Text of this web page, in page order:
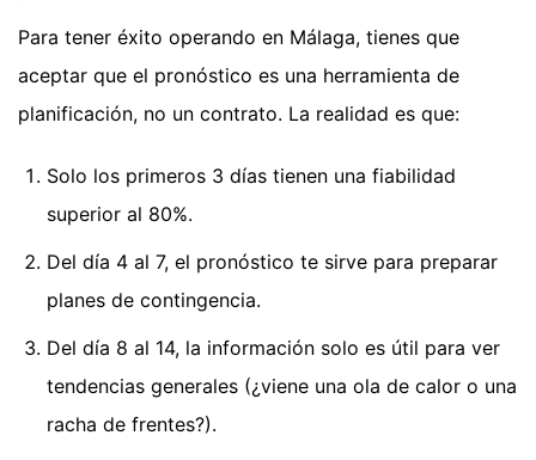
Para tener éxito operando en Málaga, tienes que
aceptar que el pronóstico es una herramienta de
planificación, no un contrato. La realidad es que:
Solo los primeros 3 días tienen una fiabilidad
superior al 80%.
Del día 4 al 7, el pronóstico te sirve para preparar
planes de contingencia.
Del día 8 al 14, la información solo es útil para ver
tendencias generales (¿viene una ola de calor o una
racha de frentes?).